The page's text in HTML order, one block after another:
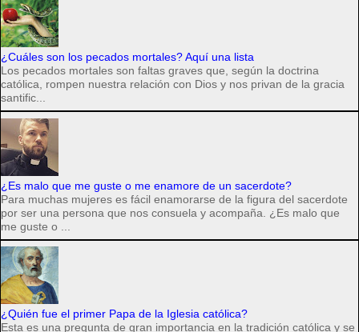
¿Cuáles son los pecados mortales? Aquí una lista
Los pecados mortales son faltas graves que, según la doctrina
católica, rompen nuestra relación con Dios y nos privan de la gracia
santific...
¿Es malo que me guste o me enamore de un sacerdote?
Para muchas mujeres es fácil enamorarse de la figura del sacerdote
por ser una persona que nos consuela y acompaña. ¿Es malo que
me guste o ...
¿Quién fue el primer Papa de la Iglesia católica?
Esta es una pregunta de gran importancia en la tradición católica y se